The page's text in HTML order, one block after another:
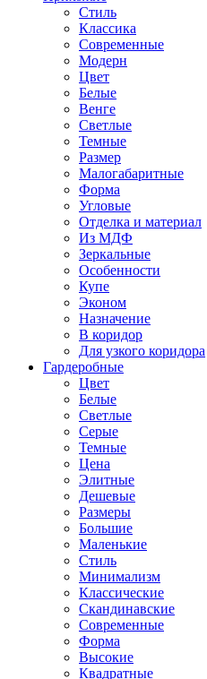
Стиль
Классика
Современные
Модерн
Цвет
Белые
Венге
Светлые
Темные
Размер
Малогабаритные
Форма
Угловые
Отделка и материал
Из МДФ
Зеркальные
Особенности
Купе
Эконом
Назначение
В коридор
Для узкого коридора
Гардеробные
Цвет
Белые
Светлые
Серые
Темные
Цена
Элитные
Дешевые
Размеры
Большие
Маленькие
Стиль
Минимализм
Классические
Скандинавские
Современные
Форма
Высокие
Квадратные